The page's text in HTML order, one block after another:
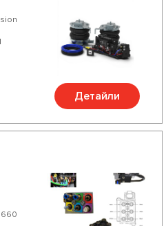
Детайли